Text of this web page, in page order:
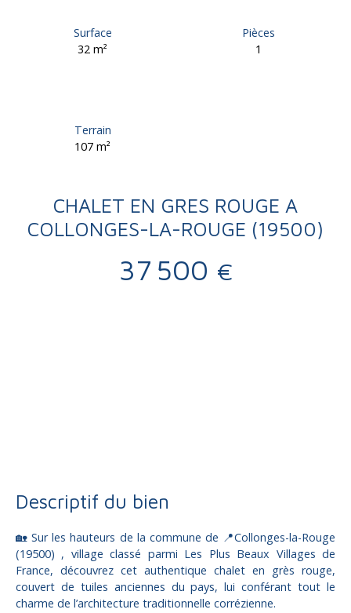
Surface
32m²
Pièces
1
Terrain
107m²
CHALET EN GRES ROUGE A
COLLONGES-LA-ROUGE (19500)
37 500 €
Descriptif du bien
🏡 Sur les hauteurs de la commune de 📍Collonges-la-Rouge
(19500) , village classé parmi Les Plus Beaux Villages de
France, découvrez cet authentique chalet en grès rouge,
couvert de tuiles anciennes du pays, lui conférant tout le
charme de l’architecture traditionnelle corrézienne.